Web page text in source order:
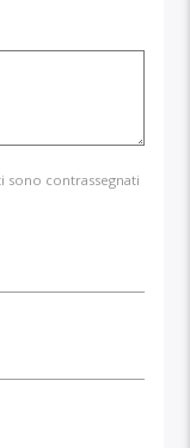
sono contrassegnati